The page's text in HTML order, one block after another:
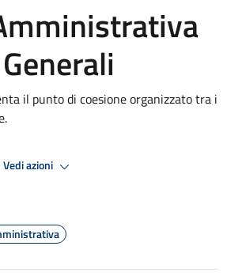
il punto di coesione organizzato tra i
Vedi azioni